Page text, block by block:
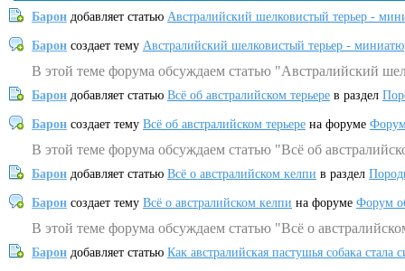
Барон добавляет статью Австралийский шелковистый терьер -
Барон создает тему Австралийский шелковистый терьер -
В этой теме форума обсуждаем статью "Австралийский
Барон добавляет статью Всё об австралийском терьере в раздел
Барон создает тему Всё об австралийском терьере на форуме
В этой теме форума обсуждаем статью "Всё об
Барон добавляет статью Всё о австралийском келпи в раздел
Барон создает тему Всё о австралийском келпи на форуме Форум
В этой теме форума обсуждаем статью "Всё о
Барон добавляет статью Как австралийская пастушья собака